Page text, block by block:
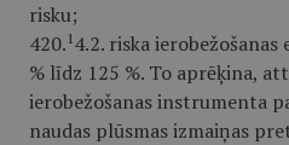
risku;
420. 1 4.2. riska
% līdz 125 %. To aprēķina,
ierobežošanas instrumenta
naudas plūsmas izmaiņas